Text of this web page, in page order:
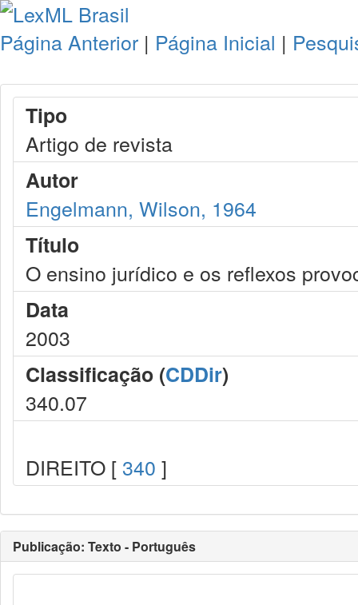
Página Anterior | Página Inicial |
Tipo
Artigo de revista
Autor
Engelmann, Wilson, 1964
Título
O ensino jurídico e os reflexos
Data
2003
Classificação (CDDir)
340.07
DIREITO [ 340 ]
Publicação: Texto - Português